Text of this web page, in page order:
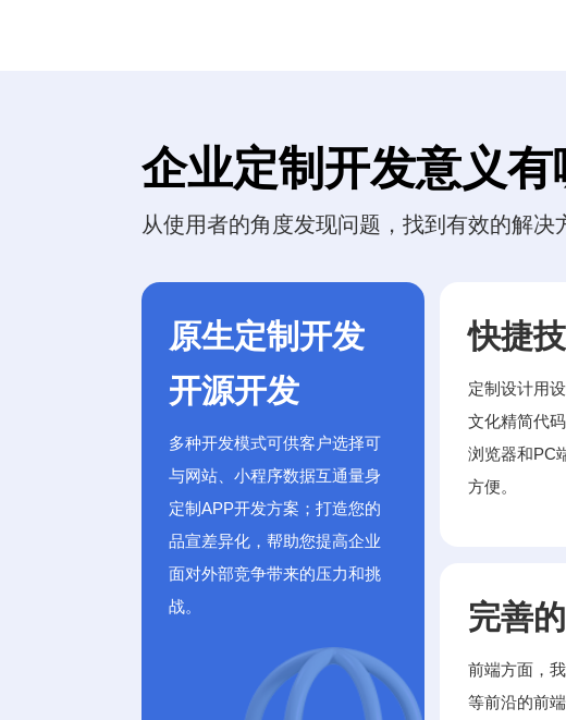
企业定制开发意义有
从使用者的角度发现问题，找到有效的解决
原生定制开发
开源开发
多种开发模式可供客户选择可
与网站、小程序数据互通量身
定制APP开发方案；打造您的
品宣差异化，帮助您提高企业
面对外部竞争带来的压力和挑
战。
快捷
定制设计用
文化精简代
浏览器和PC
方便。
完善
前端方面，
等前沿的前